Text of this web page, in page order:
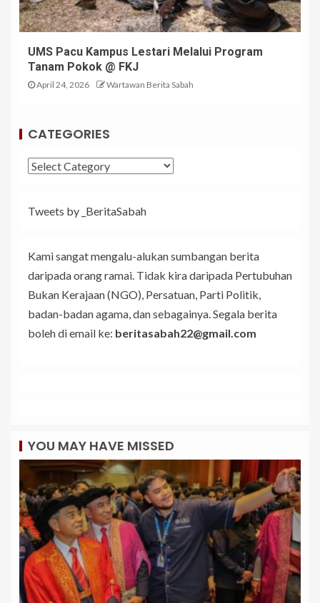
UMS Pacu Kampus Lestari Melalui Program
Tanam Pokok @ FKJ
April 24, 2026 Wartawan Berita Sabah
CATEGORIES
Tweets by _BeritaSabah
Kami sangat mengalu-alukan sumbangan berita
daripada orang ramai. Tidak kira daripada Pertubuhan
Bukan Kerajaan (NGO), Persatuan, Parti Politik,
badan-badan agama, dan sebagainya. Segala berita
boleh di email ke: beritasabah22@gmail.com
YOU MAY HAVE MISSED